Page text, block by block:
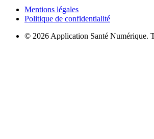
Mentions légales
Politique de confidentialité
© 2026 Application Santé Numérique.